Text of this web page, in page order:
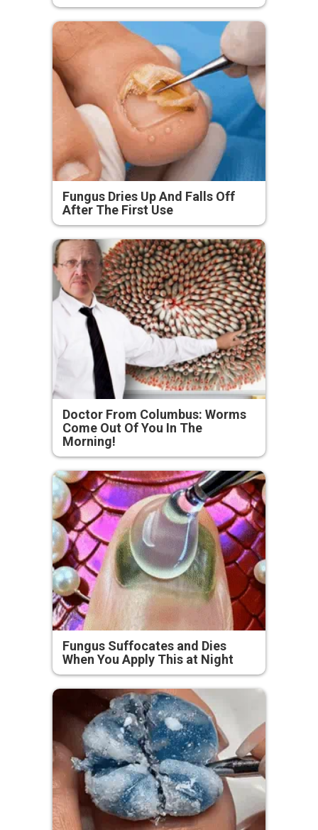
Fungus Dries Up And Falls Off
After The First Use
Doctor From Columbus: Worms
Come Out Of You In The
Morning!
Fungus Suffocates and Dies
When You Apply This at Night